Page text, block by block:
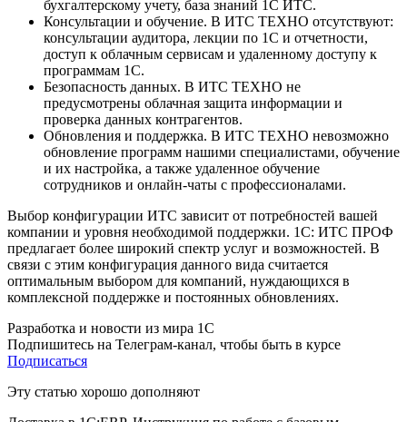
бухгалтерскому учету, база знаний 1С ИТС.
Консультации и обучение. В ИТС ТЕХНО отсутствуют:
консультации аудитора, лекции по 1С и отчетности,
доступ к облачным сервисам и удаленному доступу к
программам 1С.
Безопасность данных. В ИТС ТЕХНО не
предусмотрены облачная защита информации и
проверка данных контрагентов.
Обновления и поддержка. В ИТС ТЕХНО невозможно
обновление программ нашими специалистами, обучение
и их настройка, а также удаленное обучение
сотрудников и онлайн-чаты с профессионалами.
Выбор конфигурации ИТС зависит от потребностей вашей
компании и уровня необходимой поддержки. 1С: ИТС ПРОФ
предлагает более широкий спектр услуг и возможностей. В
связи с этим конфигурация данного вида считается
оптимальным выбором для компаний, нуждающихся в
комплексной поддержке и постоянных обновлениях.
Разработка и новости из мира 1С
Подпишитесь на Телеграм-канал, чтобы быть в курсе
Подписаться
Эту статью хорошо дополняют